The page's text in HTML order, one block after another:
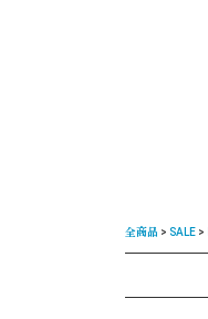
全商品 SALE